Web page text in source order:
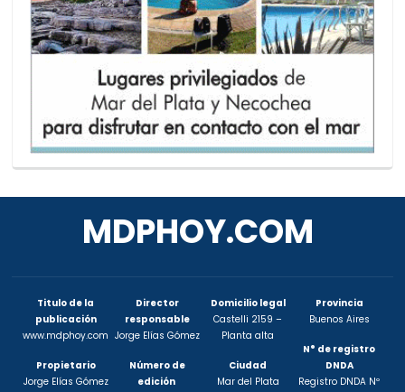
MDPHOY.COM
Titulo de la
publicación
www.mdphoy.com
Propietario
Jorge Elías Gómez
Director
responsable
Jorge Elías Gómez
Número de
edición
Domicilio legal
Castelli 2159 –
Planta alta
Ciudad
Mar del Plata
Provincia
Buenos Aires
N° de registro
DNDA
Registro DNDA Nº